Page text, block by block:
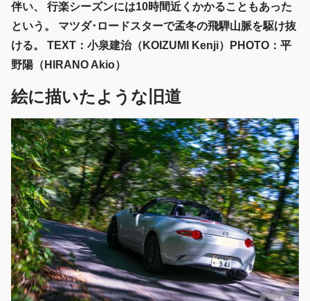
伴い、 行楽シーズンには10時間近くかかることもあった
という。 マツダ･ロードスターで孟冬の飛騨山脈を駆け抜
ける。 TEXT：小泉建治（KOIZUMI Kenji）PHOTO：平
野陽（HIRANO Akio）
絵に描いたような旧道